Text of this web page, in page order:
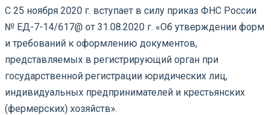
С 25 ноября 2020 г. вступает в силу приказ ФНС России
№ ЕД-7-14/617@ от 31.08.2020 г. «Об утверждении форм
и требований к оформлению документов,
представляемых в регистрирующий орган при
государственной регистрации юридических лиц,
индивидуальных предпринимателей и крестьянских
(фермерских) хозяйств».